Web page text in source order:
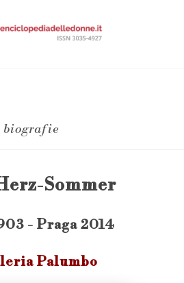
biografie
Sommer
- Praga 2014
Palumbo